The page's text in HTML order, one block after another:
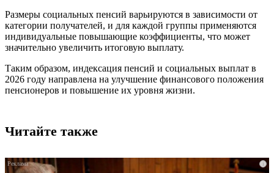
Размеры социальных пенсий варьируются в зависимости от
категории получателей, и для каждой группы применяются
индивидуальные повышающие коэффициенты, что может
значительно увеличить итоговую выплату.
Таким образом, индексация пенсий и социальных выплат в
2026 году направлена на улучшение финансового положения
пенсионеров и повышение их уровня жизни.
Читайте также
i